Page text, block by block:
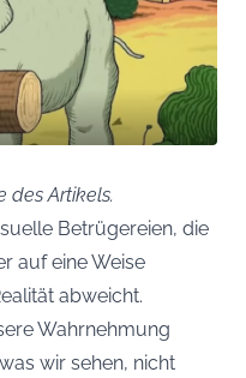
des Artikels.
Betrügereien, die
auf eine Weise
abweicht.
Wahrnehmung
wir sehen, nicht